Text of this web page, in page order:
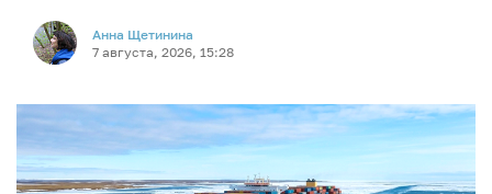
Анна Щетинина
7 августа, 2026, 15:28